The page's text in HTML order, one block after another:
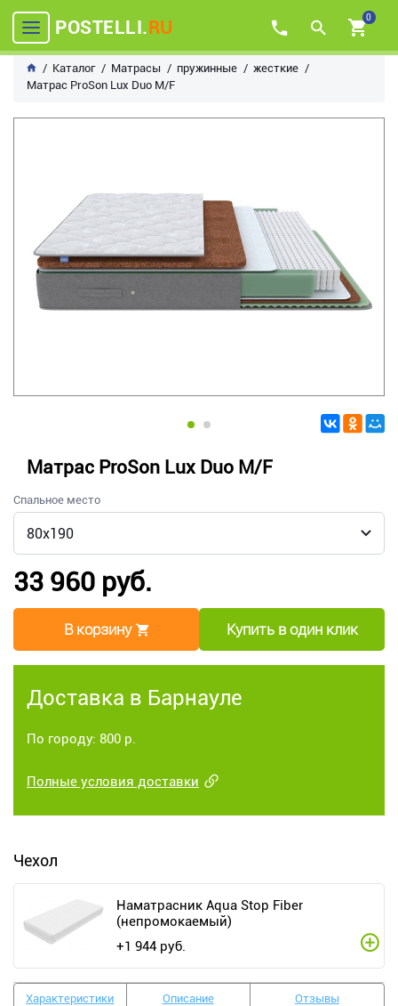
POSTELLI.RU 0
Каталог Матрасы пружинные
жесткие
Матрас ProSon Lux Duo M/F
Матрас ProSon Lux Duo M/F
Спальное место
33 960 руб.
В корзину Купить в один клик
Доставка в Барнауле
По городу: 800 р.
Полные условия доставки
Чехол
Наматрасник Aqua Stop Fiber
(непромокаемый)
+1 944 руб.
Характеристики Описание Отзывы